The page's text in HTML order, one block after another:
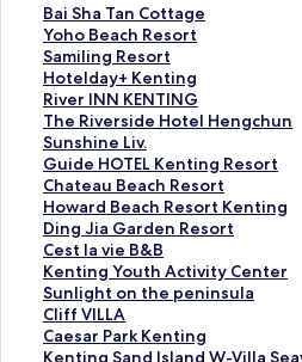
Bai Sha Tan Cottage
B
a
i
S
h
a
T
a
n
C
o
t
t
a
g
e
的
Yoho Beach Resort
Y
o
h
o
B
e
a
c
h
R
e
s
o
r
t
的
Samiling Resort
S
a
m
i
l
i
n
g
R
e
s
o
r
t
的
Hotelday+ Kenting
H
o
t
e
l
d
a
y
+
K
e
n
t
i
River INN KENTING
R
i
v
e
r
I
N
N
K
E
N
T
I
The Riverside Hotel Hengchun
T
h
e
R
i
v
e
r
s
i
d
e
Sunshine Liv.
S
u
n
s
h
i
n
e
L
i
v
Guide HOTEL Kenting Resort
G
u
i
d
e
H
O
T
E
L
Chateau Beach Resort
C
h
a
t
e
a
u
B
e
Howard Beach Resort Kenting
H
o
w
a
r
d
B
e
Ding Jia Garden Resort
D
i
n
g
J
i
a
Cest la vie B&B
C
e
s
t
l
a
Kenting Youth Activity Center
K
e
n
t
i
Sunlight on the peninsula
S
u
n
l
Cliff VILLA
C
l
i
Caesar Park Kenting
C
a
Kenting Sand Island W-Villa
K